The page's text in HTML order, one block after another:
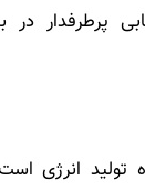
پرطرفدار در
تولید انرژی